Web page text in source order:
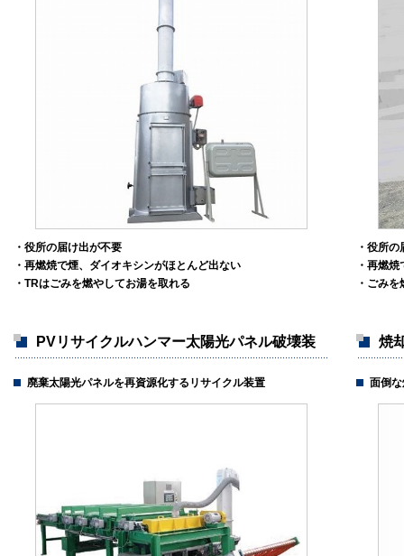
・役所の届け出が不要
・再燃焼で煙、ダイオキシンがほとんど出ない
・TRはごみを燃やしてお湯を取れる
・役所
・再燃
・ごみ
PVリサイクルハンマー太陽光パネル破壊装
廃棄太陽光パネルを再資源化するリサイクル装置
焼
面倒